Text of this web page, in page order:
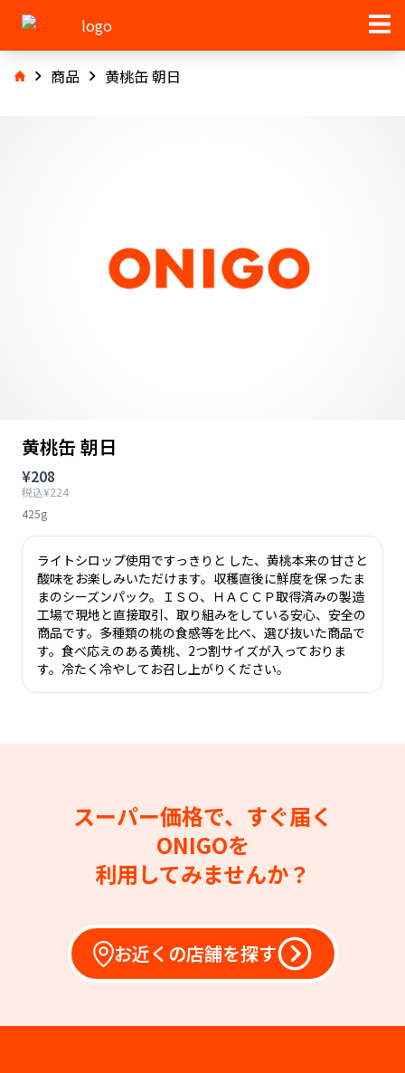
商品 黄桃缶 朝日
黄桃缶 朝日
¥208
税込¥224
425g
ライトシロップ使用ですっきりと した、黄桃本来の甘さと
酸味をお楽しみいただけます。収穫直後に鮮度を保ったま
まのシーズンパック。ＩＳＯ、ＨＡＣＣＰ取得済みの製造
工場で現地と直接取引、取り組みをしている安心、安全の
商品です。多種類の桃の食感等を比べ、選び抜いた商品で
す。食べ応えのある黄桃、2つ割サイズが入っておりま
す。冷たく冷やしてお召し上がりください。
スーパー価格で、すぐ届く
ONIGOを
利用してみませんか？
お近くの店舗を探す